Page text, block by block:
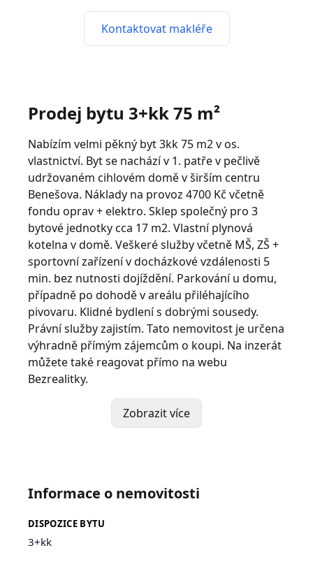
Kontaktovat makléře
Prodej bytu 3+kk 75 m²
Nabízím velmi pěkný byt 3kk 75 m2 v os.
vlastnictví. Byt se nachází v 1. patře v pečlivě
udržovaném cihlovém domě v širším centru
Benešova. Náklady na provoz 4700 Kč včetně
fondu oprav + elektro. Sklep společný pro 3
bytové jednotky cca 17 m2. Vlastní plynová
kotelna v domě. Veškeré služby včetně MŠ, ZŠ +
sportovní zařízení v docházkové vzdálenosti 5
min. bez nutnosti dojíždění. Parkování u domu,
případně po dohodě v areálu přiléhajícího
pivovaru. Klidné bydlení s dobrými sousedy.
Právní služby zajistím. Tato nemovitost je určena
výhradně přímým zájemcům o koupi. Na inzerát
můžete také reagovat přímo na webu
Bezrealitky.
Zobrazit více
Informace o nemovitosti
DISPOZICE BYTU
3+kk